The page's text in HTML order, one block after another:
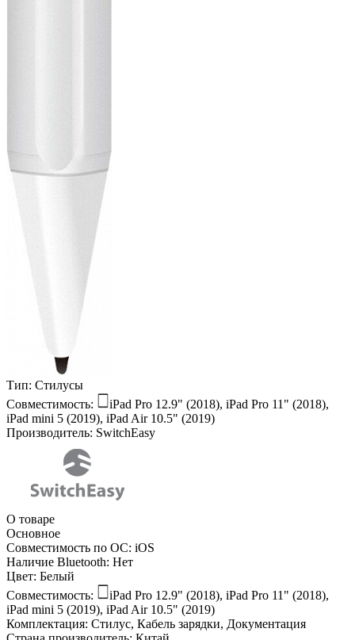
Тип: Стилусы
Совместимость:
iPad Pro 12.9" (2018), iPad Pro 11" (2018),
iPad mini 5 (2019), iPad Air 10.5" (2019)
Производитель: SwitchEasy
О товаре
Основное
Совместимость по ОС: iOS
Наличие Bluetooth: Нет
Цвет: Белый
Совместимость:
iPad Pro 12.9" (2018), iPad Pro 11" (2018),
iPad mini 5 (2019), iPad Air 10.5" (2019)
Комплектация: Стилус, Кабель зарядки, Документация